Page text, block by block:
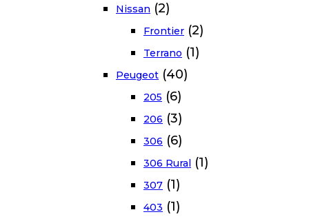
Nissan (2)
Frontier (2)
Terrano (1)
Peugeot (40)
205 (6)
206 (3)
306 (6)
306 Rural (1)
307 (1)
403 (1)